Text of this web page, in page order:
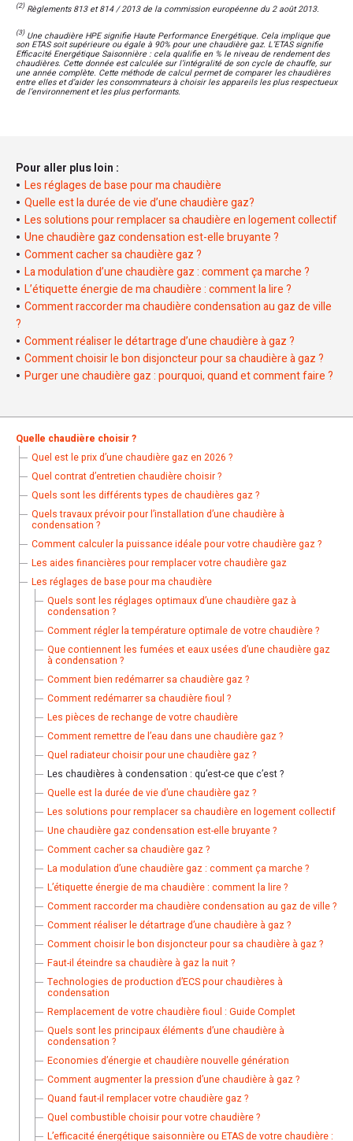
(2)Règlements 813 et 814 / 2013 de la commission européenne du 2 août 2013.
(3)Une chaudière HPE signifie Haute Performance Energétique. Cela implique que
son ETAS soit supérieure ou égale à 90% pour une chaudière gaz. L’ETAS signifie
Efficacité Energétique Saisonnière : cela qualifie en % le niveau de rendement des
chaudières. Cette donnée est calculée sur l’intégralité de son cycle de chauffe, sur
une année complète. Cette méthode de calcul permet de comparer les chaudières
entre elles et d’aider les consommateurs à choisir les appareils les plus respectueux
de l’environnement et les plus performants.
Pour aller plus loin :
Les réglages de base pour ma chaudière
Quelle est la durée de vie d’une chaudière gaz?
Les solutions pour remplacer sa chaudière en logement collectif
Une chaudière gaz condensation est-elle bruyante ?
Comment cacher sa chaudière gaz ?
La modulation d’une chaudière gaz : comment ça marche ?
L’étiquette énergie de ma chaudière : comment la lire ?
Comment raccorder ma chaudière condensation au gaz de ville
?
Comment réaliser le détartrage d’une chaudière à gaz ?
Comment choisir le bon disjoncteur pour sa chaudière à gaz ?
Purger une chaudière gaz : pourquoi, quand et comment faire ?
Quelle chaudière choisir ?
Quel est le prix d’une chaudière gaz en 2026 ?
Quel contrat d’entretien chaudière choisir ?
Quels sont les différents types de chaudières gaz ?
Quels travaux prévoir pour l’installation d’une chaudière à
condensation ?
Comment calculer la puissance idéale pour votre chaudière gaz ?
Les aides financières pour remplacer votre chaudière gaz
Les réglages de base pour ma chaudière
Quels sont les réglages optimaux d’une chaudière gaz à
condensation ?
Comment régler la température optimale de votre chaudière ?
Que contiennent les fumées et eaux usées d’une chaudière gaz
à condensation ?
Comment bien redémarrer sa chaudière gaz ?
Comment redémarrer sa chaudière fioul ?
Les pièces de rechange de votre chaudière
Comment remettre de l’eau dans une chaudière gaz ?
Quel radiateur choisir pour une chaudière gaz ?
Les chaudières à condensation : qu’est-ce que c’est ?
Quelle est la durée de vie d’une chaudière gaz ?
Les solutions pour remplacer sa chaudière en logement collectif
Une chaudière gaz condensation est-elle bruyante ?
Comment cacher sa chaudière gaz ?
La modulation d’une chaudière gaz : comment ça marche ?
L’étiquette énergie de ma chaudière : comment la lire ?
Comment raccorder ma chaudière condensation au gaz de ville ?
Comment réaliser le détartrage d’une chaudière à gaz ?
Comment choisir le bon disjoncteur pour sa chaudière à gaz ?
Faut-il éteindre sa chaudière à gaz la nuit ?
Technologies de production d’ECS pour chaudières à
condensation
Remplacement de votre chaudière fioul : Guide Complet
Quels sont les principaux éléments d’une chaudière à
condensation ?
Economies d’énergie et chaudière nouvelle génération
Comment augmenter la pression d’une chaudière à gaz ?
Quand faut-il remplacer votre chaudière gaz ?
Quel combustible choisir pour votre chaudière ?
L’efficacité énergétique saisonnière ou ETAS de votre chaudière :